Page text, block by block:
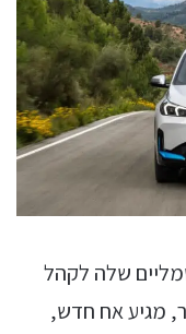
שלה לקהל
מגיע אח חדש,